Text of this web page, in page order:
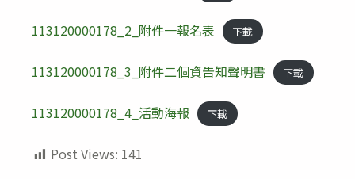
113120000178_2_附件一報名表 下載
113120000178_3_附件二個資告知聲明書 下載
113120000178_4_活動海報 下載
Post Views: 141